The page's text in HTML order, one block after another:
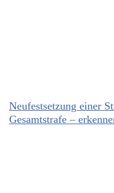
Neufestsetzung einer
Gesamtstrafe –